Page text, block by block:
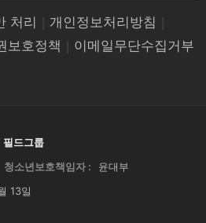
처리 개인정보처리방침
보호정책 이메일무단수집거부
필드그룹
청소년보호책임자 :
윤대부
13일